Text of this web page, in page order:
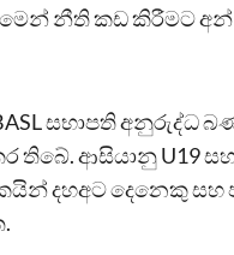
නීති කඩ කිරීමට
සභාපති අනුරුද්ධ
ආසියානු U19 සහ
දහඅට දෙනෙකු